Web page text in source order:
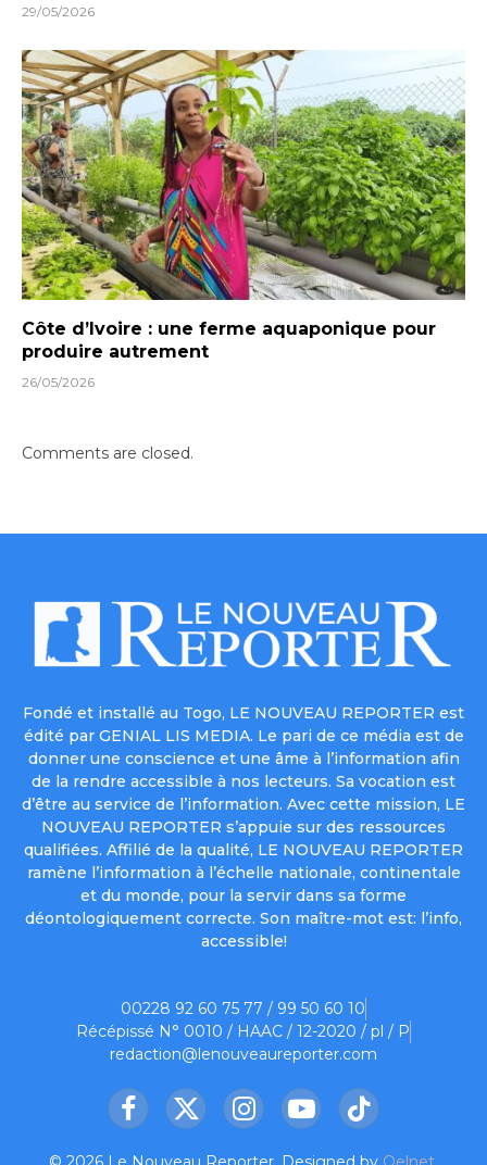
29/05/2026
Côte d’Ivoire : une ferme aquaponique pour
produire autrement
26/05/2026
Comments are closed.
Fondé et installé au Togo, LE NOUVEAU REPORTER est
édité par GENIAL LIS MEDIA. Le pari de ce média est de
donner une conscience et une âme à l’information afin
de la rendre accessible à nos lecteurs. Sa vocation est
d’être au service de l’information. Avec cette mission, LE
NOUVEAU REPORTER s’appuie sur des ressources
qualifiées. Affilié de la qualité, LE NOUVEAU REPORTER
ramène l’information à l’échelle nationale, continentale
et du monde, pour la servir dans sa forme
déontologiquement correcte. Son maître-mot est: l’info,
accessible!
00228 92 60 75 77 / 99 50 60 10
Récépissé N° 0010 / HAAC / 12-2020 / pl / P
redaction@lenouveaureporter.com
Facebook
X
InstagramYouTubeTikTok